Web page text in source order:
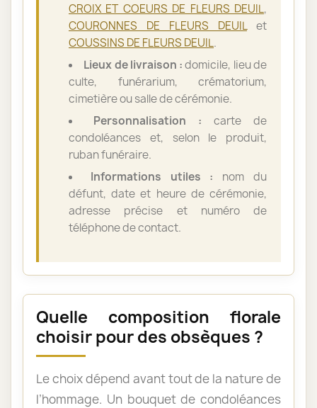
CROIX ET COEURS DE FLEURS DEUIL,
COURONNES DE FLEURS DEUILet
COUSSINS DE FLEURS DEUIL.
Lieux de livraison :domicile, lieu de
culte, funérarium, crématorium,
cimetière ou salle de cérémonie.
Personnalisation : carte de
condoléances et, selon le produit,
ruban funéraire.
Informations utiles : nom du
défunt, date et heure de cérémonie,
adresse précise et numéro de
téléphone de contact.
Quelle composition florale
choisir pour des obsèques ?
Le choix dépend avant tout de la nature de
l’hommage. Un bouquet de condoléances